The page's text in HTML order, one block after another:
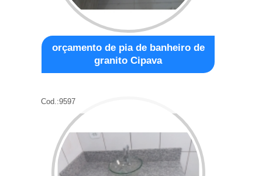
orçamento de pia de banheiro de
granito Cipava
Cod.:9597